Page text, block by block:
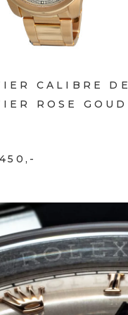
CALIBRE DE
ROSE GOUD